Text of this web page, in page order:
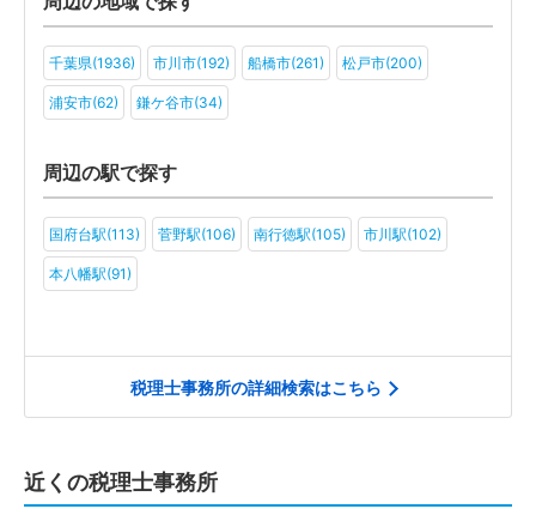
医療法人(5) ＮＰＯ法人(2) 学校法人(2) 一般社団法人(5)
その他(2)
千葉県(1936) 市川市(192) 船橋市(261) 松戸市(200)
浦安市(62) 鎌ケ谷市(34)
周辺の駅で探す
国府台駅(113) 菅野駅(106) 南行徳駅(105) 市川駅(102)
本八幡駅(91)
税理士事務所の詳細検索はこちら
近くの税理士事務所